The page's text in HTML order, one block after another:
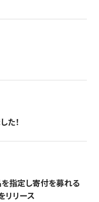
た！
指定し寄付を募れる
リリース